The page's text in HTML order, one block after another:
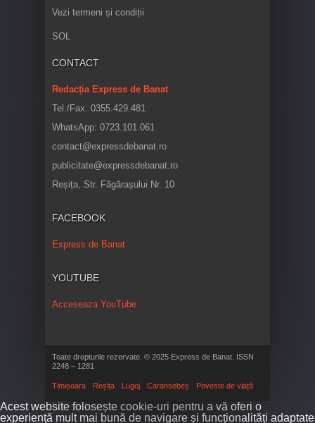
Vezi termeni și condiții
SOL
CONTACT
Redacția Express de Banat
Tel./Fax: 0355.429.481
WhatsApp: 0723.101.061
contact@expressdebanat.ro
publicitate@expressdebanat.ro
Reșița, Str. Făgărașului Nr. 10
FACEBOOK
Express de Banat
YOUTUBE
Acceseaza YouTube
Toate drepturile rezervate. © 2025 Express de Banat. ISSN
2248 – 1281
Timișoara Reșița Lugoj Caransebeș Poveste de viață
Acest website folosește cookie-uri pentru a vă oferi o
experiență mult mai bună de navigare și funcționalități adaptate